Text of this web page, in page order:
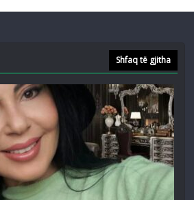
Shfaq të gjitha